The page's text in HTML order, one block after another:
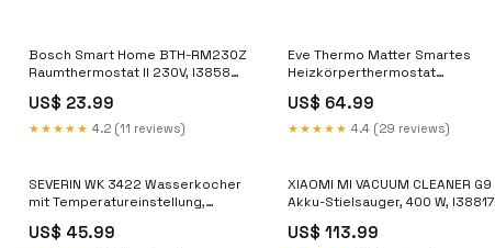
Bosch Smart Home BTH-RM230Z
Raumthermostat II 230V, I38585
US$ 23.99
★★★★★ 4.2 (11 reviews)
Eve Thermo Matter Smartes
Heizkörperthermostat
US$ 64.99
★★★★★ 4.4 (29 reviews)
SEVERIN WK 3422 Wasserkocher
mit Temperatureinstellung,
US$ 45.99
XIAOMI MI VACUUM CLEANER G9
Akku-Stielsauger, 400 W, I38817
US$ 113.99